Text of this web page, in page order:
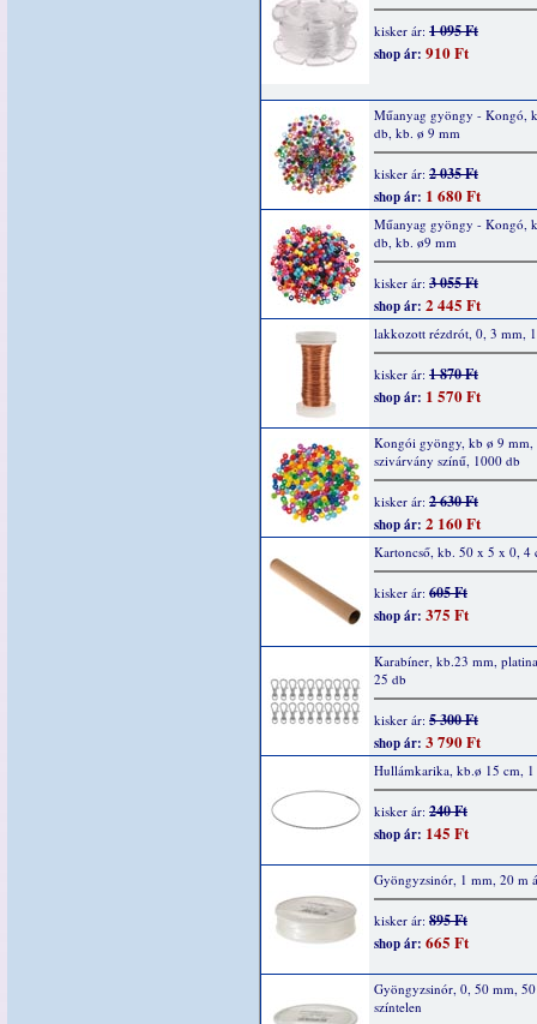
kisker ár: 1 095 Ft
shop ár: 910 Ft
Műanyag gyöngy - Kongó,
db, kb. ø 9 mm
kisker ár: 2 035 Ft
shop ár: 1 680 Ft
Műanyag gyöngy - Kongó,
db, kb. ø9 mm
kisker ár: 3 055 Ft
shop ár: 2 445 Ft
lakkozott rézdrót, 0, 3 mm,
kisker ár: 1 870 Ft
shop ár: 1 570 Ft
Kongói gyöngy, kb ø 9 mm,
szivárvány színű, 1000 db
kisker ár: 2 630 Ft
shop ár: 2 160 Ft
Kartoncső, kb. 50 x 5 x 0, 4
kisker ár: 605 Ft
shop ár: 375 Ft
Karabíner, kb.23 mm,
25 db
kisker ár: 5 300 Ft
shop ár: 3 790 Ft
Hullámkarika, kb.ø 15 cm,
kisker ár: 240 Ft
shop ár: 145 Ft
Gyöngyzsinór, 1 mm, 20 m
kisker ár: 895 Ft
shop ár: 665 Ft
Gyöngyzsinór, 0, 50 mm,
színtelen